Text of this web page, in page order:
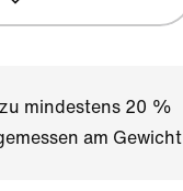
mindestens 20 %
am Gewicht